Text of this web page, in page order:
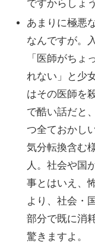
ですからしょ
あまりに極悪
なんですが。
「医師がちょ
れない」と少
はその医師を
で酷い話だと
つ全ておかし
気分転換含む
人。社会や国
事とはいえ、
より、社会・
部分で既に消
驚きますよ。